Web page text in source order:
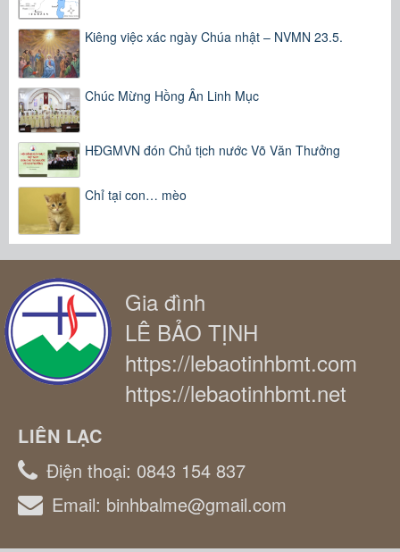
Kiêng việc xác ngày Chúa nhật – NVMN 23.5.
Chúc Mừng Hồng Ân Linh Mục
HĐGMVN đón Chủ tịch nước Võ Văn Thưởng
Chỉ tại con… mèo
Gia đình
LÊ BẢO TỊNH
https://lebaotinhbmt.com
https://lebaotinhbmt.net
LIÊN LẠC
Điện thoại: 0843 154 837
Email: binhbalme@gmail.com